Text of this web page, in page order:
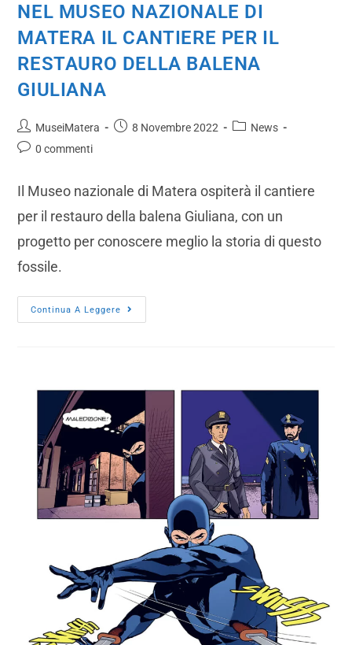
NEL MUSEO NAZIONALE DI
MATERA IL CANTIERE PER IL
RESTAURO DELLA BALENA
GIULIANA
MuseiMatera 8 Novembre 2022
News
0 commenti
Il Museo nazionale di Matera ospiterà il cantiere
per il restauro della balena Giuliana, con un
progetto per conoscere meglio la storia di questo
fossile.
Continua A Leggere